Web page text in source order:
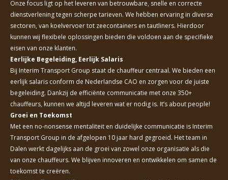
Onze focus ligt op het leveren van betrouwbare, snelle en correcte
dienstverlening tegen scherpe tarieven. We hebben ervaring in diverse
sectoren, van koelvervoer tot zeecontainers en tautliners. Hierdoor
kunnen wij flexibele oplossingen bieden die voldoen aan de specifieke
eisen van onze klanten.
Eerlijke Begeleiding, Eerlijk Salaris
Bij Interim Transport Group staat de chauffeur centraal. We bieden een
eerlijk salaris conform de Nederlandse CAO en zorgen voor de juiste
begeleiding. Dankzij de efficiënte communicatie met onze 350+
chauffeurs, kunnen we altijd leveren wat er nodig is. It’s about people!
Groei en Toekomst
Met een no-nonsense mentaliteit en duidelijke communicatie is Interim
Transport Group in de afgelopen 10 jaar hard gegroeid. Het team in
Dalen werkt dagelijks aan de groei van zowel onze organisatie als die
van onze chauffeurs. We blijven innoveren en ontwikkelen om samen de
toekomst te creëren.